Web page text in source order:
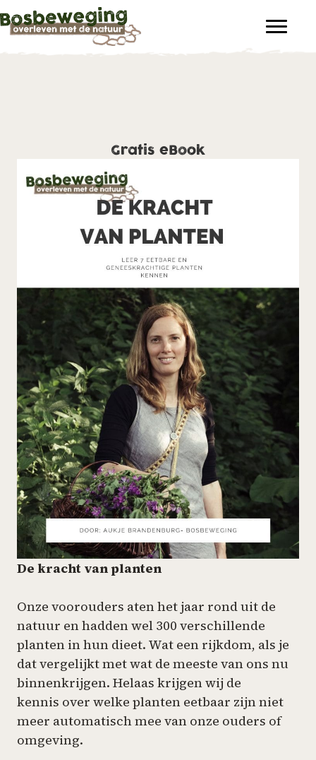
Gratis eBook
De kracht van planten
Onze voorouders aten het jaar rond uit de
natuur en hadden wel 300 verschillende
planten in hun dieet. Wat een rijkdom, als je
dat vergelijkt met wat de meeste van ons nu
binnenkrijgen. Helaas krijgen wij de
kennis over welke planten eetbaar zijn niet
meer automatisch mee van onze ouders of
omgeving.